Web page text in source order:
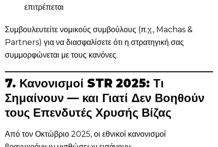
επιτρέπεται
Συμβουλευτείτε νομικούς συμβούλους (π.χ., Machas &
Partners) για να διασφαλίσετε ότι η στρατηγική σας
συμμορφώνεται με τους κανόνες.
7. Κανονισμοί STR 2025: Τι
Σημαίνουν — και Γιατί Δεν Βοηθούν
τους Επενδυτές Χρυσής Βίζας
Από τον Οκτώβριο 2025, οι εθνικοί κανονισμοί